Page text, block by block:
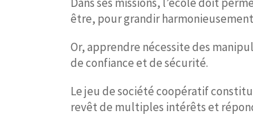
être, pour grandir
Or, apprendre nécessite des
de confiance et de sécurité.
Le jeu de société coopératif
revêt de multiples intérêts et